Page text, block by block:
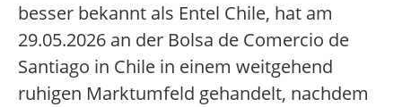
besser bekannt als Entel Chile, hat am
29.05.2026 an der Bolsa de Comercio de
Santiago in Chile in einem weitgehend
ruhigen Marktumfeld gehandelt, nachdem